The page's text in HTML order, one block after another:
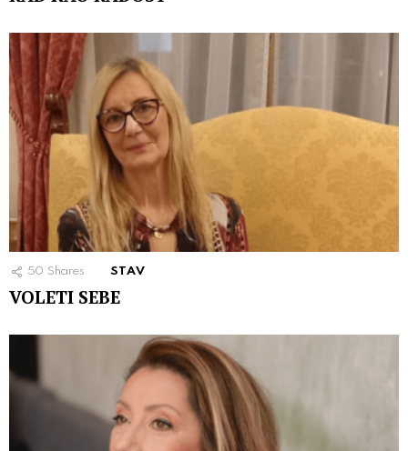
50 Shares STAV
VOLETI SEBE